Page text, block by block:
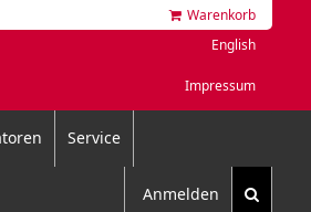
Warenkorb
English
Impressum
Service
Anmelden